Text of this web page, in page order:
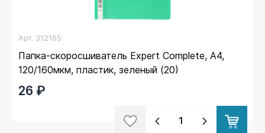
Арт. 312165
Папка-скоросшиватель Expert Complete, А4,
120/160мкм, пластик, зеленый (20)
26 ₽